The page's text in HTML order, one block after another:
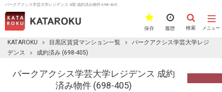
パークアクシス学芸大学レジデンス 4階 成約済み物件 698-405
メニュー
検索
履歴
保存
KATAROKU 目黒区賃貸マンション一覧
パークアクシス学芸大学レジ
デンス
成約済み (698-405)
パークアクシス学芸大学レジデンス 成約
済み物件 (698-405)